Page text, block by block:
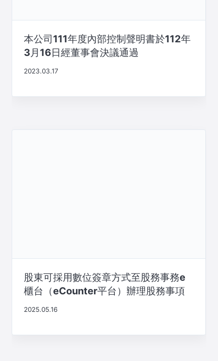
本公司111年度內部控制聲明書於112年
3月16日經董事會決議通過
2023.03.17
股東可採用數位簽章方式至股務事務e
櫃台（eCounter平台）辦理股務事項
2025.05.16